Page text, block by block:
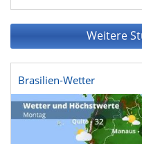
Weitere
Brasilien-Wetter